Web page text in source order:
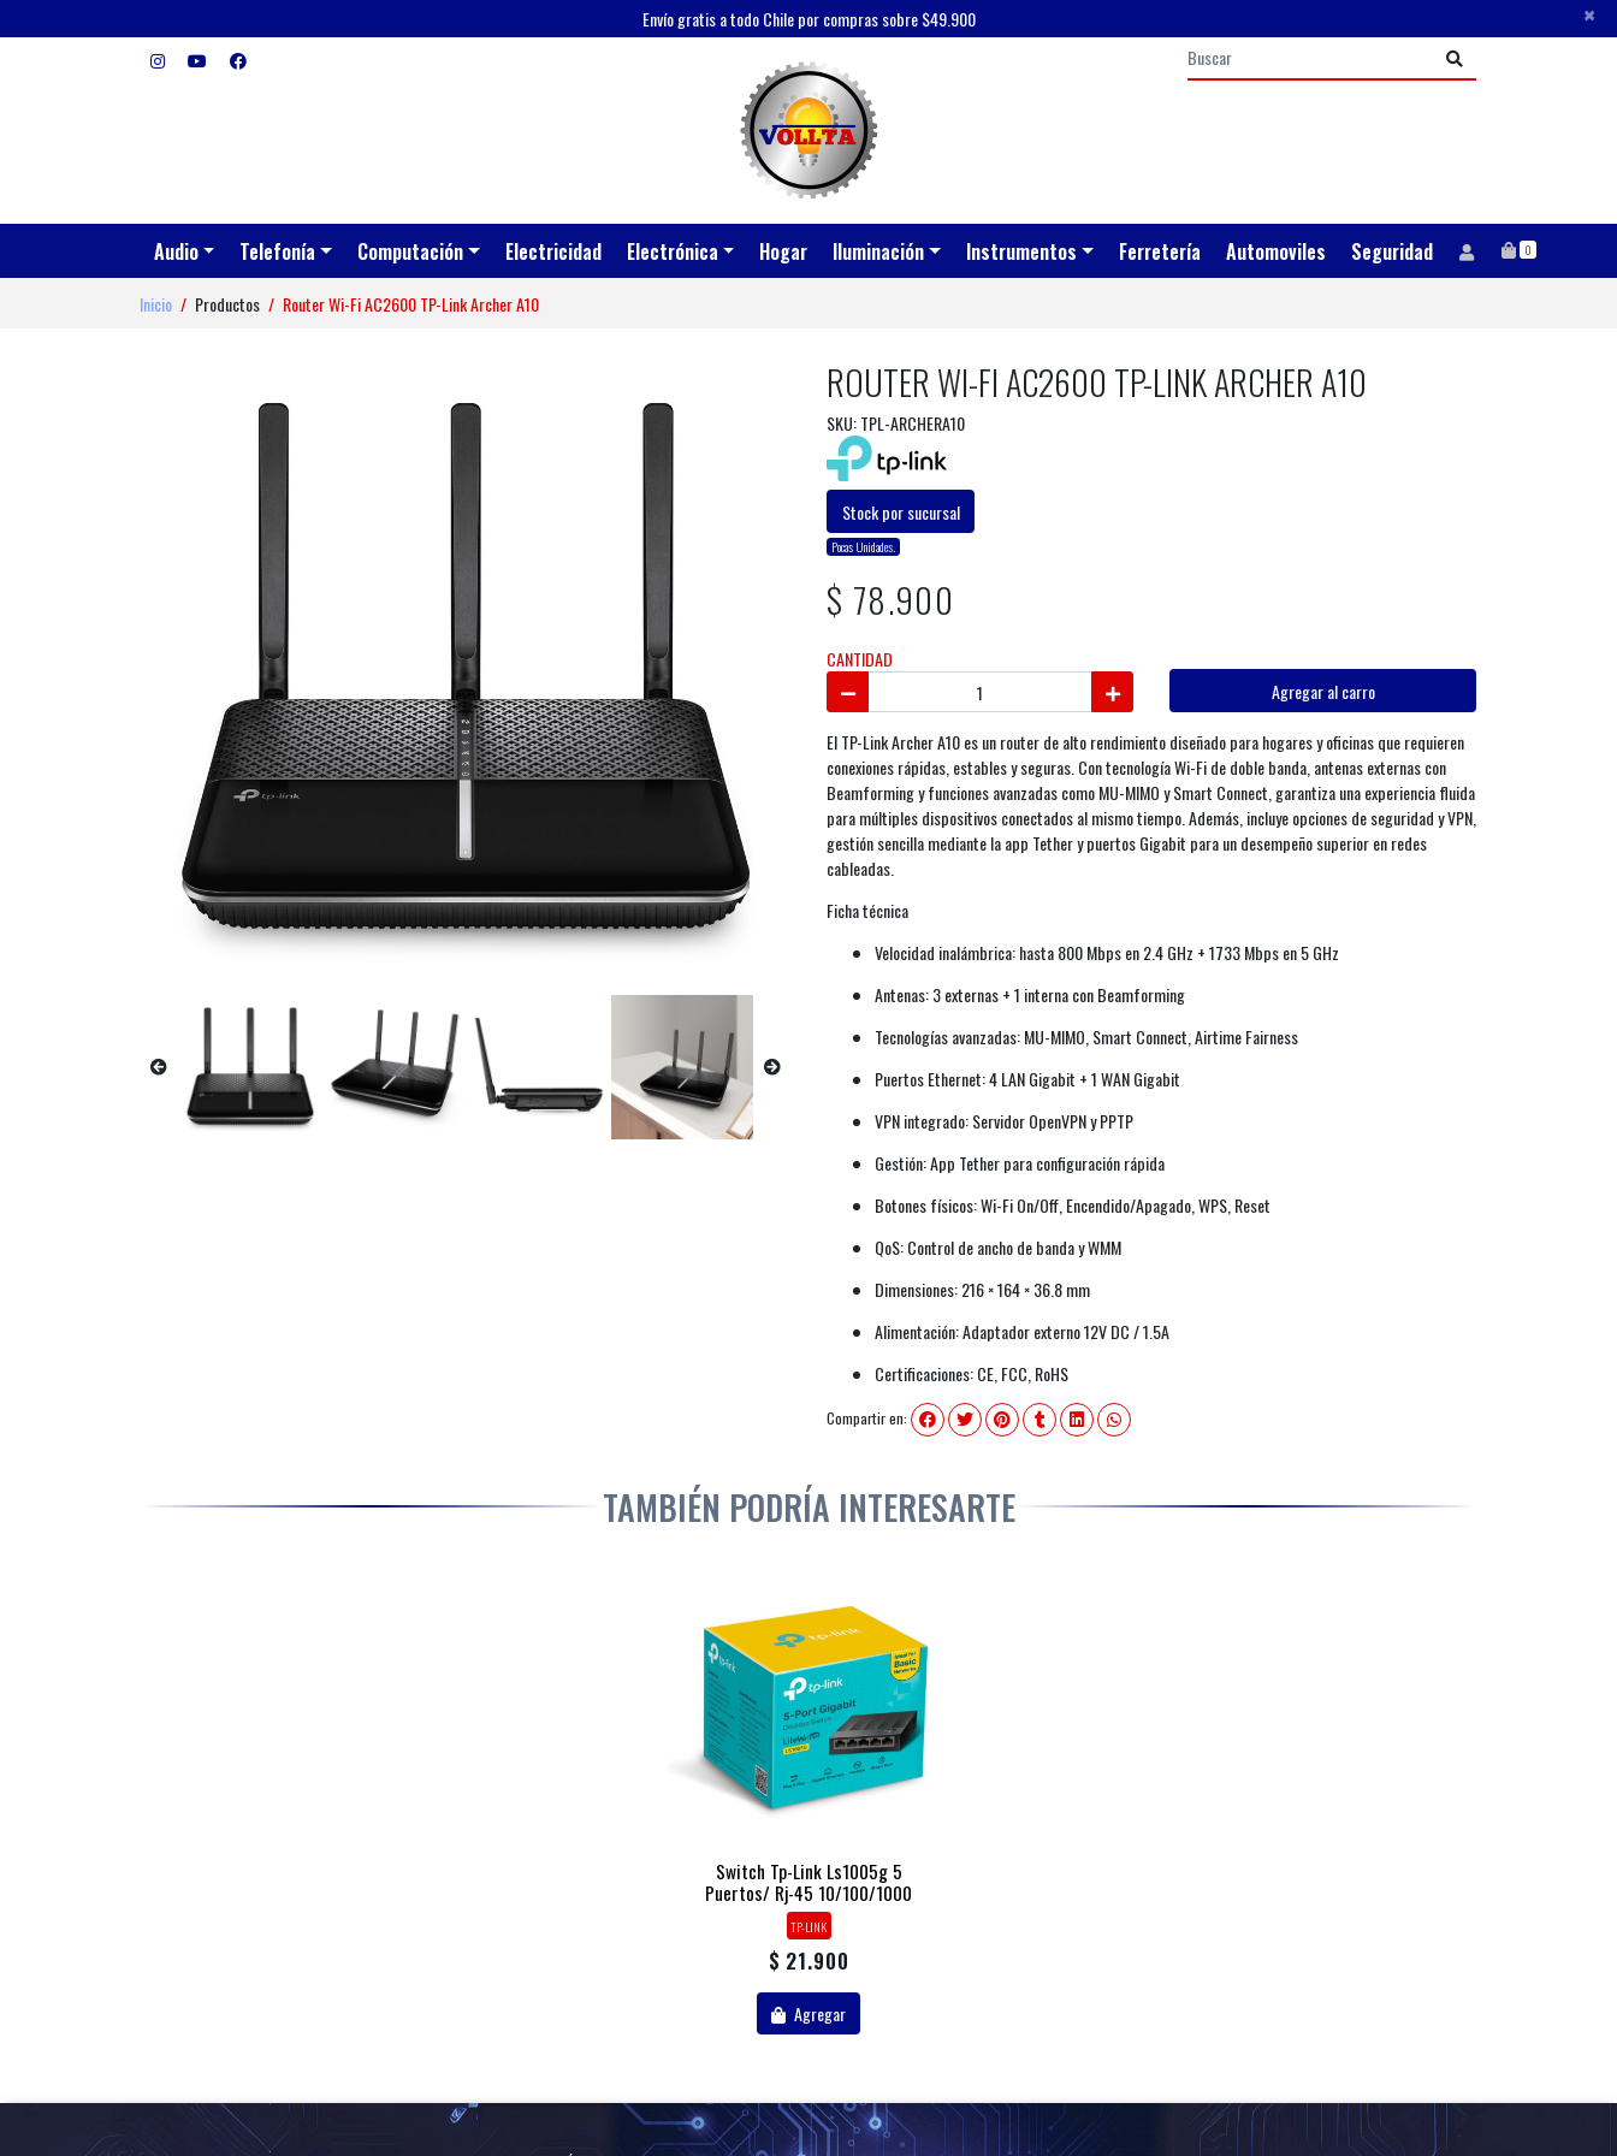
Envío gratis a todo Chile por compras sobre $49.900 ×
Audio Telefonía Computación Electricidad Electrónica Hogar Iluminación Instrumentos Ferretería Automoviles Seguridad 0
Inicio Productos Router Wi-Fi AC2600 TP-Link Archer A10
ROUTER WI-FI AC2600 TP-LINK ARCHER A10
SKU: TPL-ARCHERA10
Stock por sucursal
Pocas Unidades.
$ 78.900
CANTIDAD
Agregar al carro
El TP-Link Archer A10 es un router de alto rendimiento diseñado para hogares y oficinas que requieren
conexiones rápidas, estables y seguras. Con tecnología Wi-Fi de doble banda, antenas externas con
Beamforming y funciones avanzadas como MU-MIMO y Smart Connect, garantiza una experiencia fluida
para múltiples dispositivos conectados al mismo tiempo. Además, incluye opciones de seguridad y VPN,
gestión sencilla mediante la app Tether y puertos Gigabit para un desempeño superior en redes
cableadas.
Ficha técnica
Velocidad inalámbrica: hasta 800 Mbps en 2.4 GHz + 1733 Mbps en 5 GHz
Antenas: 3 externas + 1 interna con Beamforming
Tecnologías avanzadas: MU-MIMO, Smart Connect, Airtime Fairness
Puertos Ethernet: 4 LAN Gigabit + 1 WAN Gigabit
VPN integrado: Servidor OpenVPN y PPTP
Gestión: App Tether para configuración rápida
Botones físicos: Wi-Fi On/Off, Encendido/Apagado, WPS, Reset
QoS: Control de ancho de banda y WMM
Dimensiones: 216 × 164 × 36.8 mm
Alimentación: Adaptador externo 12V DC / 1.5A
Certificaciones: CE, FCC, RoHS
Compartir en:
TAMBIÉN PODRÍA INTERESARTE
Switch Tp-Link Ls1005g 5
Puertos/ Rj-45 10/100/1000
TP-LINK
$ 21.900
Agregar